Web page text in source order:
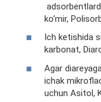
ko‘mir,
Ich ketishida
karbonat,
Agar
ichak
uchun Asitol,